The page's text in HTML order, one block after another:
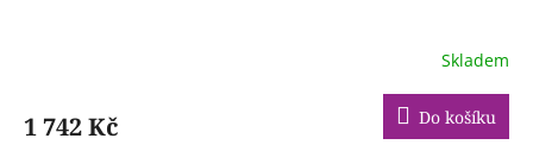
Skladem
1 742 Kč Do košíku